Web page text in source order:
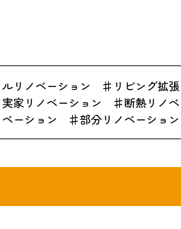
ルリノベーション
リビング拡張
実家リノベーション
断熱リノ
ーション 部分リノベーション